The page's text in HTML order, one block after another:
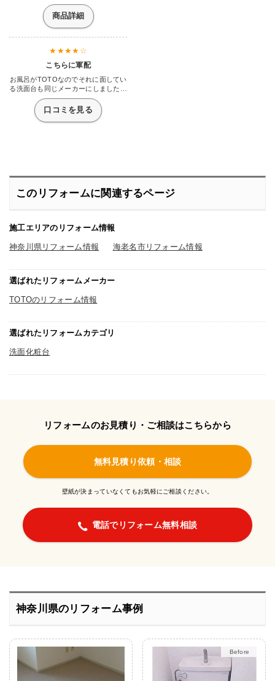
商品詳細
こちらに軍配
お風呂がTOTOなのでそれに面してい
る洗面台も同じメーカーにしました。
新しく出て形が似ているサクアという
洗面台でも良かったのですが、サイド
の小物置きが広いのとワンプッシュで
排水できて排水口に流れるのが早いと
かも絡みとってくれるようになったの
で溜まったらそのままポイ。簡単に掃
口コミを見る
このリフォームに関連するページ
施工エリアのリフォーム情報
神奈川県リフォーム情報 海老名市リフォーム情報
選ばれたリフォームメーカー
TOTOのリフォーム情報
選ばれたリフォームカテゴリ
洗面化粧台
リフォームのお見積り・ご相談はこちらから
無料見積り依頼・相談
壁紙が決まっていなくてもお気軽にご相談ください。
電話でリフォーム無料相談
神奈川県のリフォーム事例
After